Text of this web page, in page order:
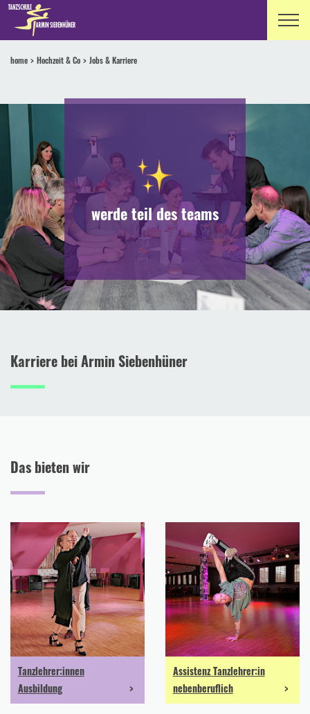
home Hochzeit & Co Jobs & Karriere
werde teil des teams
Karriere bei Armin Siebenhüner
Das bieten wir
Tanzlehrer:innen
Ausbildung
Assistenz Tanzlehrer:in
nebenberuflich